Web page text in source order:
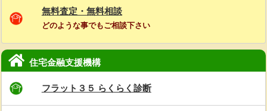
無料査定・無料相談
どのような事でもご相談下さい
住宅金融支援機構
フラット３５ らくらく診断